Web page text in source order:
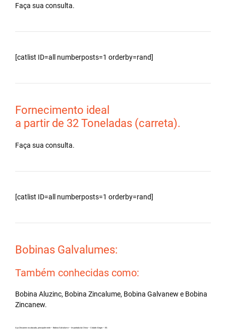
Faça sua consulta.
[catlist ID=all numberposts=1 orderby=rand]
Fornecimento ideal
a partir de 32 Toneladas (carreta).
Faça sua consulta.
[catlist ID=all numberposts=1 orderby=rand]
Bobinas Galvalumes:
Também conhecidas como:
Bobina Aluzinc, Bobina Zincalume, Bobina Galvanew e Bobina
Zincanew.
Aço Zincanew no atacado, principalmente – Bobina Galvalume – Importada da China – Cidade Alegre – ES.